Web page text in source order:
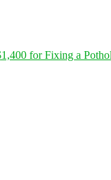
for Fixing a